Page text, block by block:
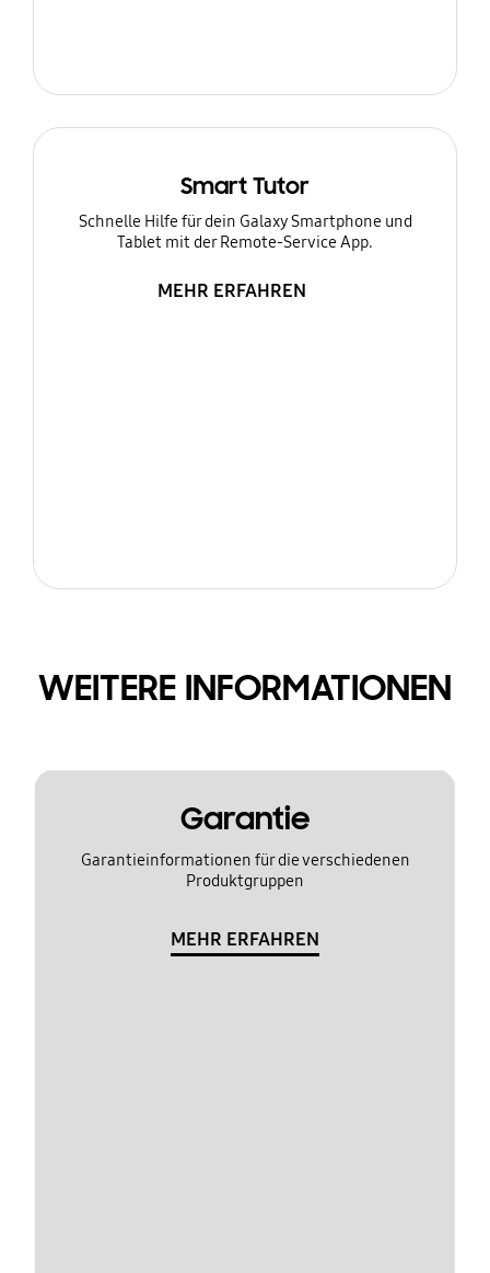
Smart Tutor
Schnelle Hilfe für dein Galaxy Smartphone und
Tablet mit der Remote-Service App.
MEHR ERFAHREN
WEITERE INFORMATIONEN
Garantie
Garantieinformationen für die verschiedenen
Produktgruppen
MEHR ERFAHREN